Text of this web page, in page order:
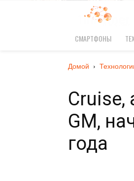
СМАРТФОНЫ
Домой
Cruise,
GM,
года